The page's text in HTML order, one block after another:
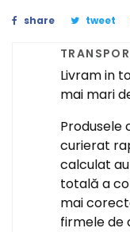
share tweet
Livram in
mai mari
Produsele
curierat
calculat
totală a
mai
firmele de